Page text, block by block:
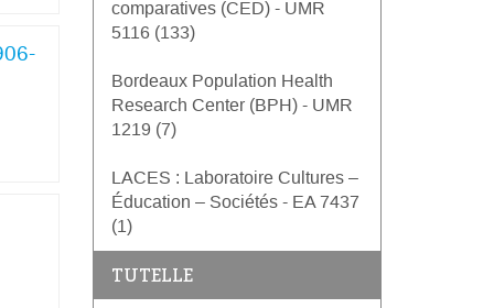
comparatives (CED) - UMR
5116 (133)
Bordeaux Population Health
Research Center (BPH) - UMR
1219 (7)
LACES : Laboratoire Cultures –
Éducation – Sociétés - EA 7437
(1)
TUTELLE